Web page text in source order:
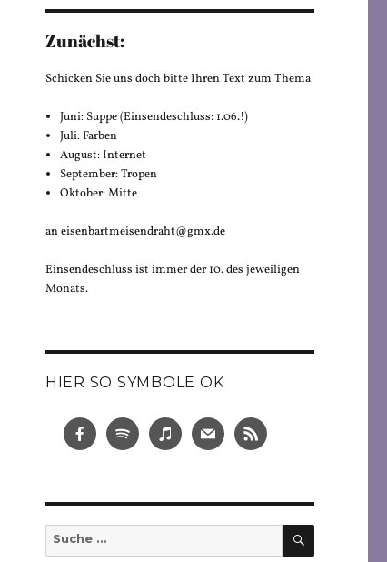
Zunächst:
Schicken Sie uns doch bitte Ihren Text zum Thema
Juni: Suppe (Einsendeschluss: 1.06.!)
Juli: Farben
August: Internet
September: Tropen
Oktober: Mitte
an eisenbartmeisendraht@gmx.de
Einsendeschluss ist immer der 10. des jeweiligen
Monats.
HIER SO SYMBOLE OK
Suche
nach:
SUCHEN